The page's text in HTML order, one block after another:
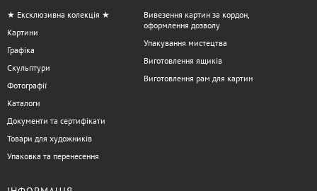
★ Ексклюзивна колекція ★
Картини
Графіка
Скульптури
Фотографії
Каталоги
Документи та сертифікати
Товари для художників
Упаковка та перенесення
Вивезення картин за кордон,
оформлення дозволу
Упакування мистецтва
Виготовлення ящиків
Виготовлення рам для картин